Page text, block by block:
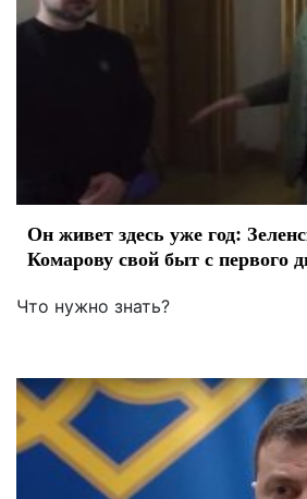
Он живет здесь уже год:
Комарову свой быт с первого
Что нужно знать?